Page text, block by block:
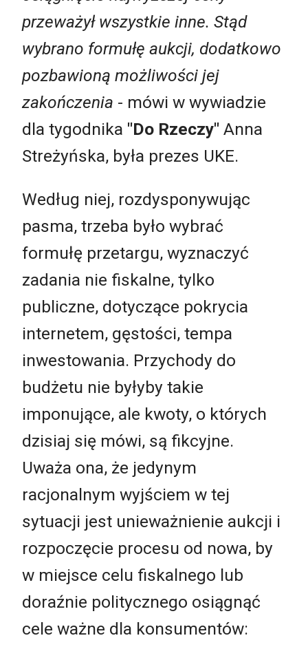
przeważył wszystkie inne. Stąd
wybrano formułę aukcji, dodatkowo
pozbawioną możliwości jej
zakończenia - mówi w wywiadzie
dla tygodnika "Do Rzeczy" Anna
Streżyńska, była prezes UKE.
Według niej, rozdysponywując
pasma, trzeba było wybrać
formułę przetargu, wyznaczyć
zadania nie fiskalne, tylko
publiczne, dotyczące pokrycia
internetem, gęstości, tempa
inwestowania. Przychody do
budżetu nie byłyby takie
imponujące, ale kwoty, o których
dzisiaj się mówi, są fikcyjne.
Uważa ona, że jedynym
racjonalnym wyjściem w tej
sytuacji jest unieważnienie aukcji i
rozpoczęcie procesu od nowa, by
w miejsce celu fiskalnego lub
doraźnie politycznego osiągnąć
cele ważne dla konsumentów: